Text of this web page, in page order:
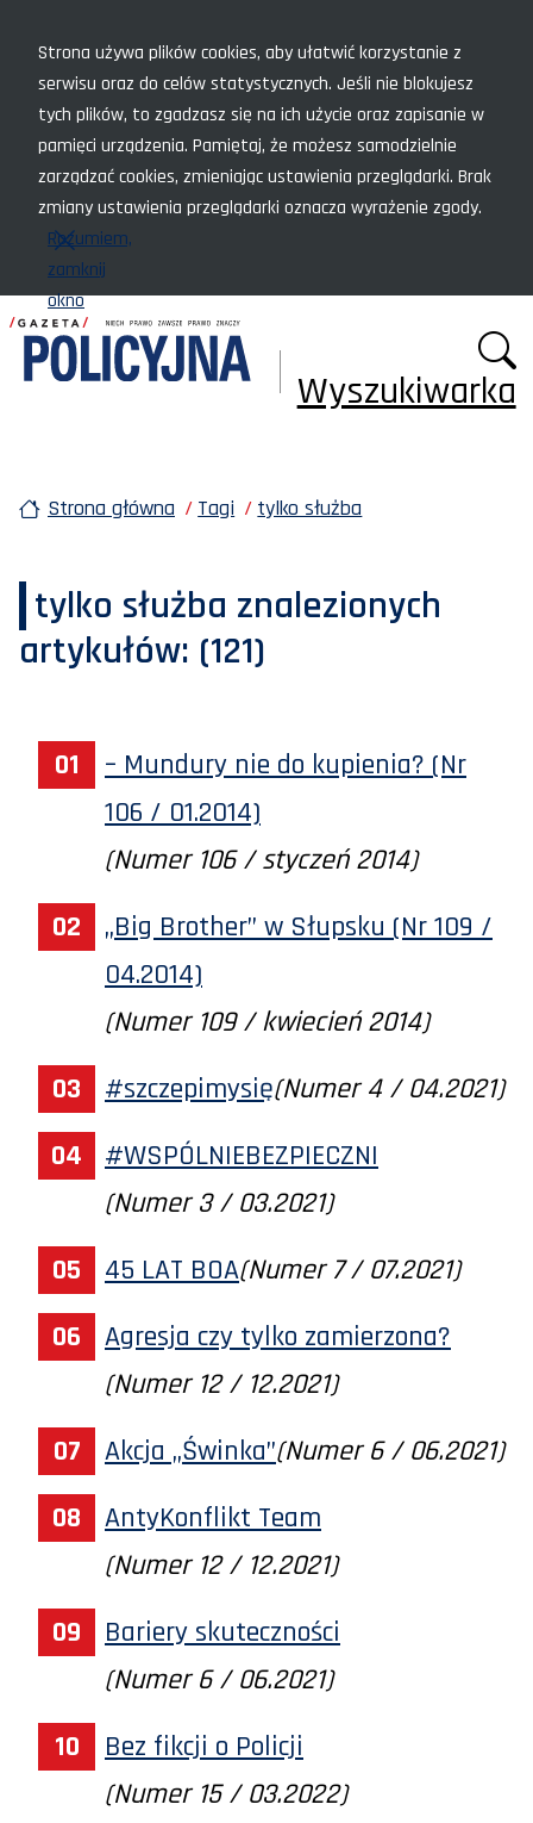
Strona używa plików cookies, aby ułatwić korzystanie z
serwisu oraz do celów statystycznych. Jeśli nie blokujesz
tych plików, to zgadzasz się na ich użycie oraz zapisanie w
pamięci urządzenia. Pamiętaj, że możesz samodzielnie
zarządzać cookies, zmieniając ustawienia przeglądarki. Brak
zmiany ustawienia przeglądarki oznacza wyrażenie zgody.
Rozumiem,
zamknij
okno
Wyszukiwarka
Strona główna Tagi tylko służba
tylko służba znalezionych
artykułów: (121)
– Mundury nie do kupienia? (Nr
106 / 01.2014)
(Numer 106 / styczeń 2014)
„Big Brother” w Słupsku (Nr 109 /
04.2014)
(Numer 109 / kwiecień 2014)
#szczepimysię(Numer 4 / 04.2021)
#WSPÓLNIEBEZPIECZNI
(Numer 3 / 03.2021)
45 LAT BOA(Numer 7 / 07.2021)
Agresja czy tylko zamierzona?
(Numer 12 / 12.2021)
Akcja „Świnka”(Numer 6 / 06.2021)
AntyKonflikt Team
(Numer 12 / 12.2021)
Bariery skuteczności
(Numer 6 / 06.2021)
Bez fikcji o Policji
(Numer 15 / 03.2022)